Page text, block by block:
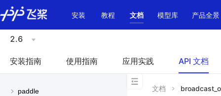
\u200E
安装
教程 文档 模型库 产品全景
2.6
安装指南 使用指南 应用实践 API 文档
paddle 文档